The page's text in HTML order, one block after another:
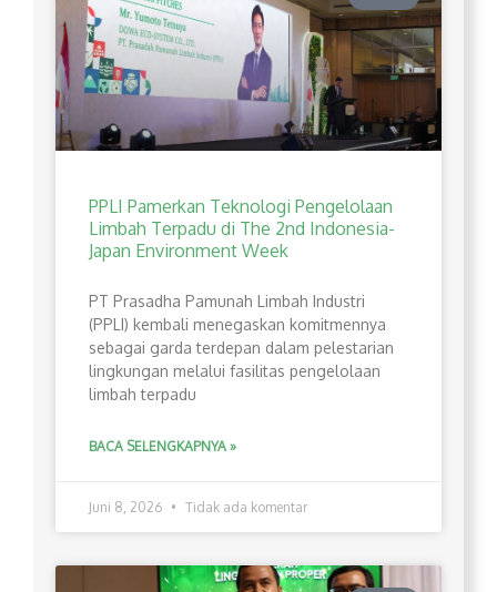
PPLI Pamerkan Teknologi Pengelolaan
Limbah Terpadu di The 2nd Indonesia-
Japan Environment Week
PT Prasadha Pamunah Limbah Industri
(PPLI) kembali menegaskan komitmennya
sebagai garda terdepan dalam pelestarian
lingkungan melalui fasilitas pengelolaan
limbah terpadu
BACA SELENGKAPNYA »
Juni 8, 2026 Tidak ada komentar